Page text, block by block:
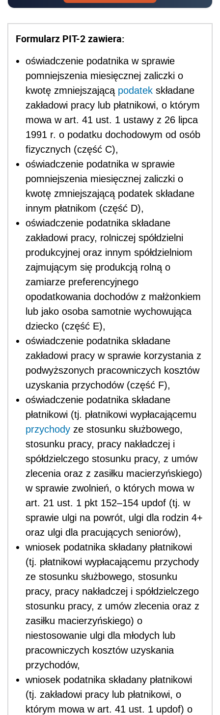
Formularz PIT-2 zawiera:
oświadczenie podatnika w sprawie
pomniejszenia miesięcznej zaliczki o
kwotę zmniejszającą podatek składane
zakładowi pracy lub płatnikowi, o którym
mowa w art. 41 ust. 1 ustawy z 26 lipca
1991 r. o podatku dochodowym od osób
fizycznych (część C),
oświadczenie podatnika w sprawie
pomniejszenia miesięcznej zaliczki o
kwotę zmniejszającą podatek składane
innym płatnikom (część D),
oświadczenie podatnika składane
zakładowi pracy, rolniczej spółdzielni
produkcyjnej oraz innym spółdzielniom
zajmującym się produkcją rolną o
zamiarze preferencyjnego
opodatkowania dochodów z małżonkiem
lub jako osoba samotnie wychowująca
dziecko (część E),
oświadczenie podatnika składane
zakładowi pracy w sprawie korzystania z
podwyższonych pracowniczych kosztów
uzyskania przychodów (część F),
oświadczenie podatnika składane
płatnikowi (tj. płatnikowi wypłacającemu
przychody ze stosunku służbowego,
stosunku pracy, pracy nakładczej i
spółdzielczego stosunku pracy, z umów
zlecenia oraz z zasiłku macierzyńskiego)
w sprawie zwolnień, o których mowa w
art. 21 ust. 1 pkt 152–154 updof (tj. w
sprawie ulgi na powrót, ulgi dla rodzin 4+
oraz ulgi dla pracujących seniorów),
wniosek podatnika składany płatnikowi
(tj. płatnikowi wypłacającemu przychody
ze stosunku służbowego, stosunku
pracy, pracy nakładczej i spółdzielczego
stosunku pracy, z umów zlecenia oraz z
zasiłku macierzyńskiego) o
niestosowanie ulgi dla młodych lub
pracowniczych kosztów uzyskania
przychodów,
wniosek podatnika składany płatnikowi
(tj. zakładowi pracy lub płatnikowi, o
którym mowa w art. 41 ust. 1 updof) o